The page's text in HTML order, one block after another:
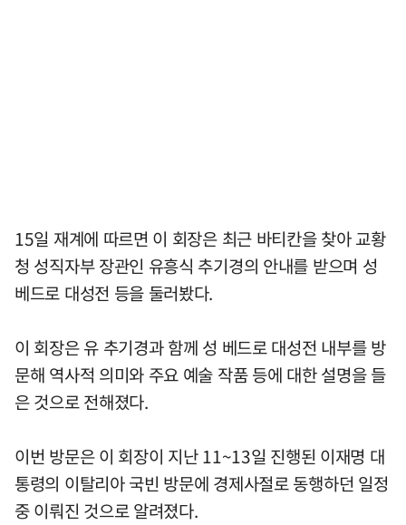
15일 재계에 따르면 이 회장은 최근 바티칸을 찾아 교황
청 성직자부 장관인 유흥식 추기경의 안내를 받으며 성
베드로 대성전 등을 둘러봤다.
이 회장은 유 추기경과 함께 성 베드로 대성전 내부를 방
문해 역사적 의미와 주요 예술 작품 등에 대한 설명을 들
은 것으로 전해졌다.
이번 방문은 이 회장이 지난 11~13일 진행된 이재명 대
통령의 이탈리아 국빈 방문에 경제사절로 동행하던 일정
중 이뤄진 것으로 알려졌다.